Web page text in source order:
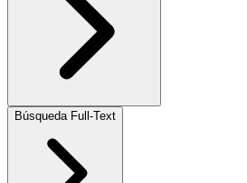
Búsqueda Full-Text